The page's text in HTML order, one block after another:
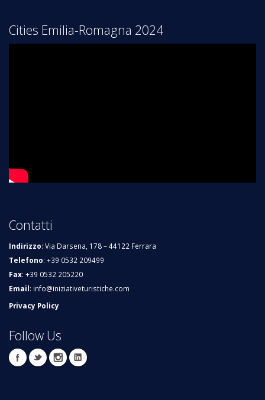
Cities Emilia-Romagna 2024
Contatti
Indirizzo: Via Darsena, 178 – 44122 Ferrara
Telefono: +39 0532 209499
Fax: +39 0532 205220
Email: info@iniziativeturistiche.com
Privacy Policy
Follow Us